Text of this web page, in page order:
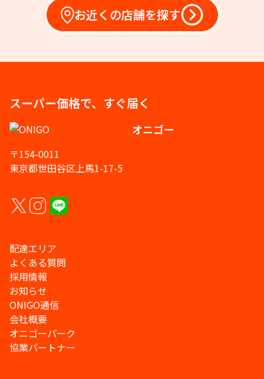
お近くの店舗を探す
スーパー価格で、すぐ届く
オニゴー
〒154-0011
東京都世田谷区上馬1-17-5
配達エリア
よくある質問
採用情報
お知らせ
ONIGO通信
会社概要
オニゴーパーク
協業パートナー